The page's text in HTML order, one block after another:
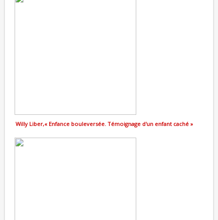
Willy Liber,« Enfance bouleversée. Témoignage d'un enfant caché »